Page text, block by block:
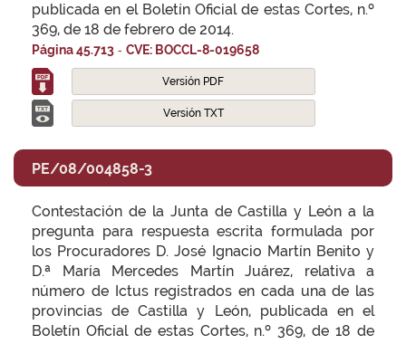
publicada en el Boletín Oficial de estas Cortes, n.º
369, de 18 de febrero de 2014.
Página 45.713 - CVE: BOCCL-8-019658
Versión PDF
Versión TXT
PE/08/004858-3
Contestación de la Junta de Castilla y León a la
pregunta para respuesta escrita formulada por
los Procuradores D. José Ignacio Martín Benito y
D.ª María Mercedes Martín Juárez, relativa a
número de Ictus registrados en cada una de las
provincias de Castilla y León, publicada en el
Boletín Oficial de estas Cortes, n.º 369, de 18 de